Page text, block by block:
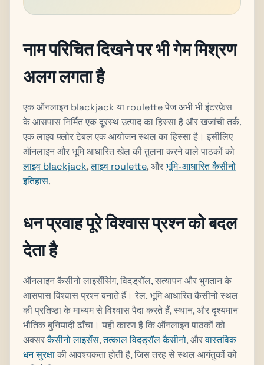
नाम परिचित दिखने पर भी गेम मिश्रण
अलग लगता है
एक ऑनलाइन blackjack या roulette पेज अभी भी इंटरफ़ेस
के आसपास निर्मित एक दूरस्थ उत्पाद का हिस्सा है और खजांची तर्क.
एक लाइव फ़्लोर टेबल एक आयोजन स्थल का हिस्सा है। इसीलिए
ऑनलाइन और भूमि आधारित खेल की तुलना करने वाले पाठकों को
लाइव blackjack,लाइव roulette, औरभूमि-आधारित कैसीनो
इतिहास.
धन प्रवाह पूरे विश्वास प्रश्न को बदल
देता है
ऑनलाइन कैसीनो लाइसेंसिंग, विदड्रॉल, सत्यापन और भुगतान के
आसपास विश्वास प्रश्न बनाते हैं। रेल. भूमि आधारित कैसीनो स्थल
की प्रतिष्ठा के माध्यम से विश्वास पैदा करते हैं, स्थान, और दृश्यमान
भौतिक बुनियादी ढाँचा। यही कारण है कि ऑनलाइन पाठकों को
अक्सरकैसीनो लाइसेंस,तत्काल विदड्रॉल कैसीनो, औरवास्तविक
धन सुरक्षाकी आवश्यकता होती है, जिस तरह से स्थल आगंतुकों को